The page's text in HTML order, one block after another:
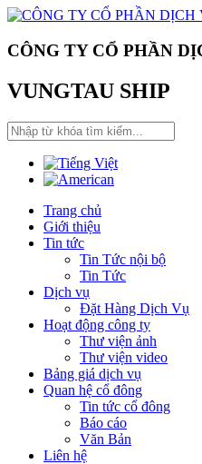
CÔNG TY CỔ PHẦN
VUNGTAU SHIP
Trang chủ
Giới thiệu
Tin tức
Tin Tức nội bộ
Tin Tức
Dịch vụ
Đặt Hàng Dịch Vụ
Hoạt động công ty
Thư viện ảnh
Thư viện video
Bảng giá dịch vụ
Quan hệ cổ đông
Tin tức cổ đông
Báo cáo
Văn Bản
Liên hệ